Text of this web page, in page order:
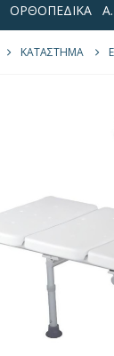
ΟΡΘΟΠΕΔΙΚΑ
ΚΑΤΆΣΤΗΜΑ